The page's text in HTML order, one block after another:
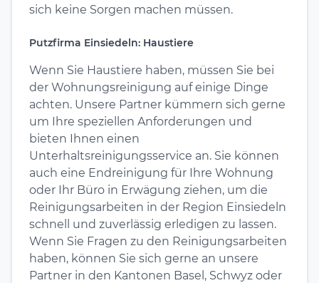
sich keine Sorgen machen müssen.
Putzfirma Einsiedeln: Haustiere
Wenn Sie Haustiere haben, müssen Sie bei
der Wohnungsreinigung auf einige Dinge
achten. Unsere Partner kümmern sich gerne
um Ihre speziellen Anforderungen und
bieten Ihnen einen
Unterhaltsreinigungsservice an. Sie können
auch eine Endreinigung für Ihre Wohnung
oder Ihr Büro in Erwägung ziehen, um die
Reinigungsarbeiten in der Region Einsiedeln
schnell und zuverlässig erledigen zu lassen.
Wenn Sie Fragen zu den Reinigungsarbeiten
haben, können Sie sich gerne an unsere
Partner in den Kantonen Basel, Schwyz oder